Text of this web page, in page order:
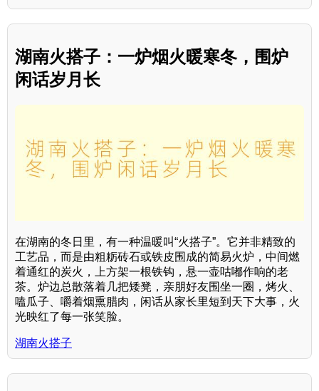
湖南火搭子：一炉烟火暖寒冬，围炉
闲话岁月长
在湖南的冬日里，有一种温暖叫“火搭子”。它并非精致的
工艺品，而是由粗粝砖石或铁皮围成的简易火炉，中间燃
着通红的炭火，上方架一根铁钩，悬一壶咕嘟作响的老
茶。炉边总散落着几把矮凳，亲朋好友围坐一圈，烤火、
嗑瓜子、嚼着烟熏腊肉，闲话从家长里短到天下大事，火
光映红了每一张笑脸。
湖南火搭子